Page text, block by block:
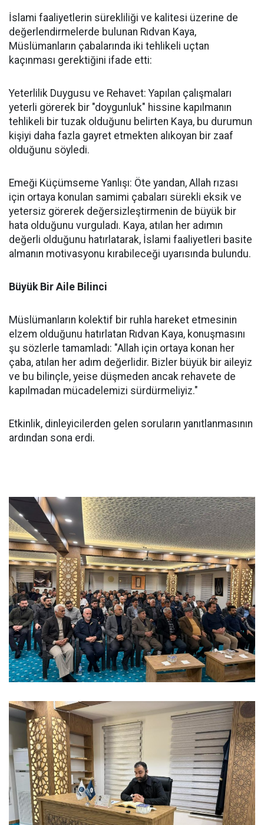
İslami faaliyetlerin sürekliliği ve kalitesi üzerine de
değerlendirmelerde bulunan Rıdvan Kaya,
Müslümanların çabalarında iki tehlikeli uçtan
kaçınması gerektiğini ifade etti:
Yeterlilik Duygusu ve Rehavet: Yapılan çalışmaları
yeterli görerek bir "doygunluk" hissine kapılmanın
tehlikeli bir tuzak olduğunu belirten Kaya, bu durumun
kişiyi daha fazla gayret etmekten alıkoyan bir zaaf
olduğunu söyledi.
Emeği Küçümseme Yanlışı: Öte yandan, Allah rızası
için ortaya konulan samimi çabaları sürekli eksik ve
yetersiz görerek değersizleştirmenin de büyük bir
hata olduğunu vurguladı. Kaya, atılan her adımın
değerli olduğunu hatırlatarak, İslami faaliyetleri basite
almanın motivasyonu kırabileceği uyarısında bulundu.
Büyük Bir Aile Bilinci
Müslümanların kolektif bir ruhla hareket etmesinin
elzem olduğunu hatırlatan Rıdvan Kaya, konuşmasını
şu sözlerle tamamladı: "Allah için ortaya konan her
çaba, atılan her adım değerlidir. Bizler büyük bir aileyiz
ve bu bilinçle, yeise düşmeden ancak rehavete de
kapılmadan mücadelemizi sürdürmeliyiz."
Etkinlik, dinleyicilerden gelen soruların yanıtlanmasının
ardından sona erdi.